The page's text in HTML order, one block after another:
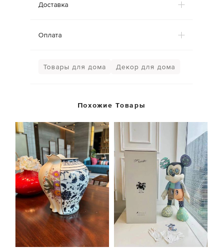
Доставка
Оплата
Товары для дома Декор для дома
Похожие Товары